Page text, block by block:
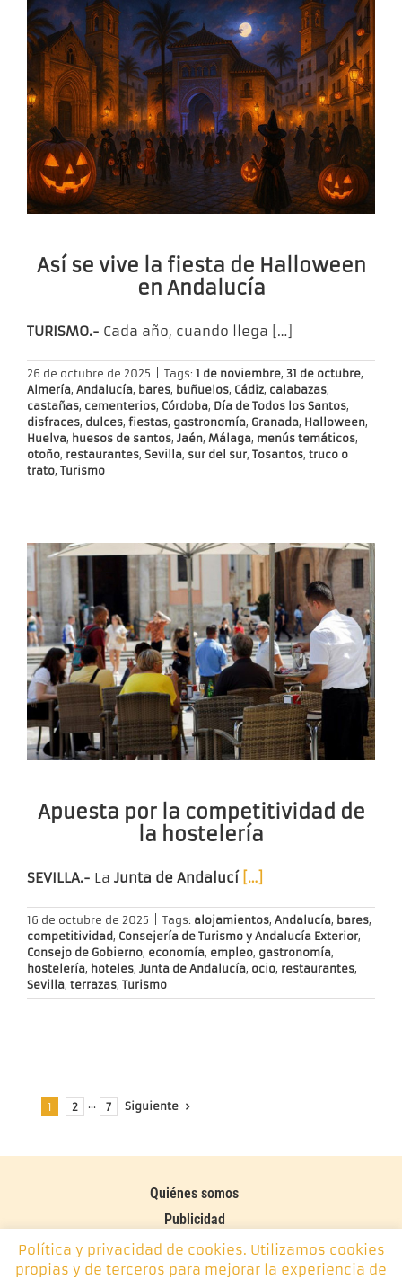
Así se vive la fiesta de Halloween
en Andalucía
TURISMO.- Cada año, cuando llega […]
26 de octubre de 2025 Tags: 1 de noviembre, 31 de octubre,
Almería, Andalucía, bares, buñuelos, Cádiz, calabazas,
castañas, cementerios, Córdoba, Día de Todos los Santos,
disfraces, dulces, fiestas, gastronomía, Granada, Halloween,
Huelva, huesos de santos, Jaén, Málaga, menús temáticos,
otoño, restaurantes, Sevilla, sur del sur, Tosantos, truco o
trato, Turismo
Apuesta por la competitividad de
la hostelería
SEVILLA.- La Junta de Andalucí […]
16 de octubre de 2025 Tags: alojamientos, Andalucía, bares,
competitividad, Consejería de Turismo y Andalucía Exterior,
Consejo de Gobierno, economía, empleo, gastronomía,
hostelería, hoteles, Junta de Andalucía, ocio, restaurantes,
Sevilla, terrazas, Turismo
1 2 ··· 7 Siguiente
Quiénes somos
Publicidad
Contacto
Política de cookies
Política y privacidad de cookies. Utilizamos cookies
propias y de terceros para mejorar la experiencia de